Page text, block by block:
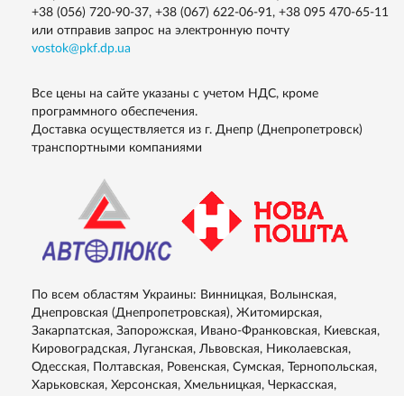
+38 (056) 720-90-37, +38 (067) 622-06-91, +38 095 470-65-11
или отправив запрос на электронную почту
vostok@pkf.dp.ua
Все цены на сайте указаны с учетом НДС, кроме
программного обеспечения.
Доставка осуществляется из г. Днепр (Днепропетровск)
транспортными компаниями
По всем областям Украины: Винницкая, Волынская,
Днепровская (Днепропетровская), Житомирская,
Закарпатская, Запорожская, Ивано-Франковская, Киевская,
Кировоградская, Луганская, Львовская, Николаевская,
Одесская, Полтавская, Ровенская, Сумская, Тернопольская,
Харьковская, Херсонская, Хмельницкая, Черкасская,